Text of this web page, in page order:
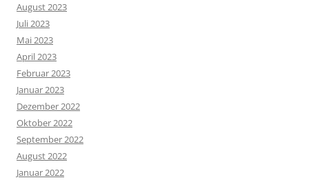
August 2023
Juli 2023
Mai 2023
April 2023
Februar 2023
Januar 2023
Dezember 2022
Oktober 2022
September 2022
August 2022
Januar 2022